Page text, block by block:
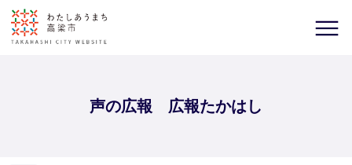
声の広報 広報たかはし